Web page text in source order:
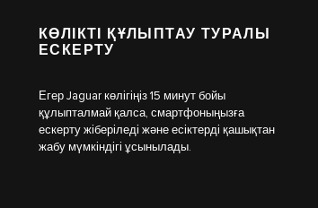
КӨЛІКТІ ҚҰЛЫПТАУ ТУРАЛЫ
ЕСКЕРТУ
Егер Jaguar көлігіңіз 15 минут бойы
құлыпталмай қалса, смартфоныңызға
ескерту жіберіледі және есіктерді қашықтан
жабу мүмкіндігі ұсынылады.